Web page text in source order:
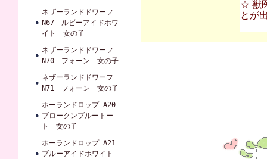
ネザーランドドワーフ
N67 ルビーアイドホワ
イト 女の子
ネザーランドドワーフ
N70 フォーン 女の子
ネザーランドドワーフ
N71 フォーン 女の子
ホーランドロップ A20
ブロークンブルートー
ト 女の子
ホーランドロップ A21
ブルーアイドホワイト
☆ 獣
とが